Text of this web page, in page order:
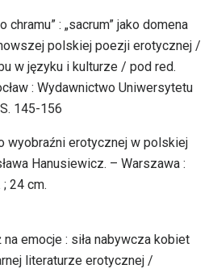
: „sacrum” jako domena
polskiej poezji erotycznej /
w języku i kulturze / pod red.
: Wydawnictwo Uniwersytetu
145-156
wyobraźni erotycznej w polskiej
Hanusiewicz. – Warszawa :
24 cm.
na emocje : siła nabywcza kobiet
literaturze erotycznej /